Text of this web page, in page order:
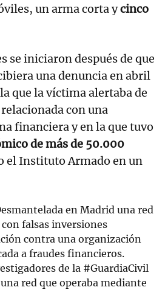
un arma corta ycinco
se iniciaron después de que
una denuncia en abril
que la víctima alertaba de
con una
financiera y en la que tuvo
de más de 50.000
el Instituto Armado en un
en Madrid una red
con falsas inversiones
contra una organización
a fraudes financieros.
de la #GuardiaCivil
red que operaba mediante